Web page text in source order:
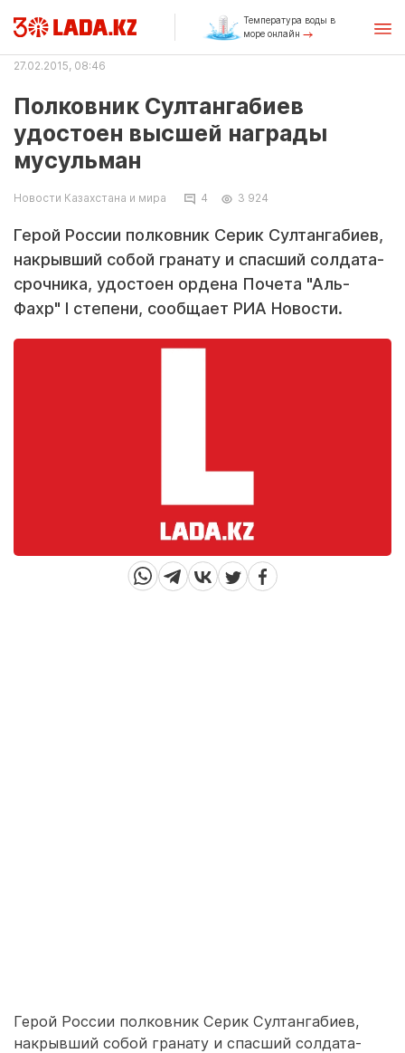
Температура воды в
море онлайн
27.02.2015, 08:46
Полковник Султангабиев
удостоен высшей награды
мусульман
Новости Казахстана и мира 4 3 924
Герой России полковник Серик Султангабиев,
накрывший собой гранату и спасший солдата-
срочника, удостоен ордена Почета "Аль-
Фахр" I степени, сообщает РИА Новости.
Герой России полковник Серик Султангабиев,
накрывший собой гранату и спасший солдата-